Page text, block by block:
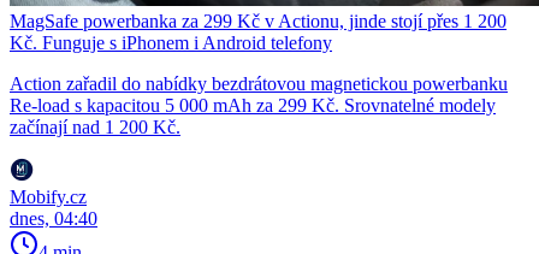
MagSafe powerbanka za 299 Kč v Actionu, jinde stojí přes 1 200
Kč. Funguje s iPhonem i Android telefony
Action zařadil do nabídky bezdrátovou magnetickou powerbanku
Re-load s kapacitou 5 000 mAh za 299 Kč. Srovnatelné modely
začínají nad 1 200 Kč.
Mobify.cz
dnes, 04:40